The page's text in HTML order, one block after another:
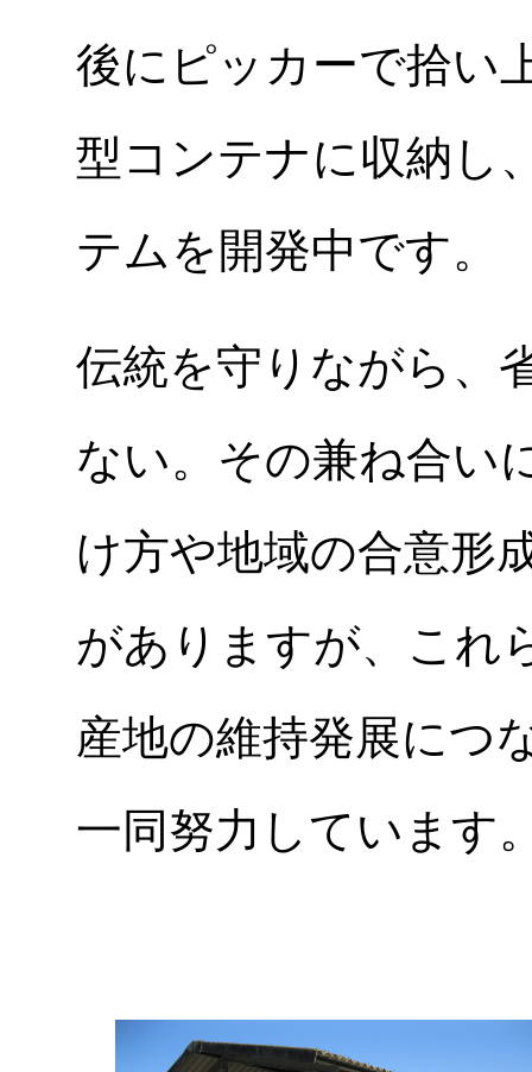
後にピッカーで拾い
型コンテナに収納し
テムを開発中です。
伝統を守りながら、
ない。その兼ね合い
け方や地域の合意形
がありますが、これ
産地の維持発展につ
一同努力しています